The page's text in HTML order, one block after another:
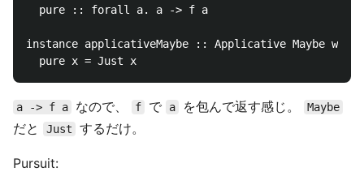
  pure :: forall a. a -> f a
instance applicativeMaybe :: Applicative Maybe where
a -> f a なので、 f で a を包んで返す感じ。 Maybe
だと Just するだけ。
Pursuit: